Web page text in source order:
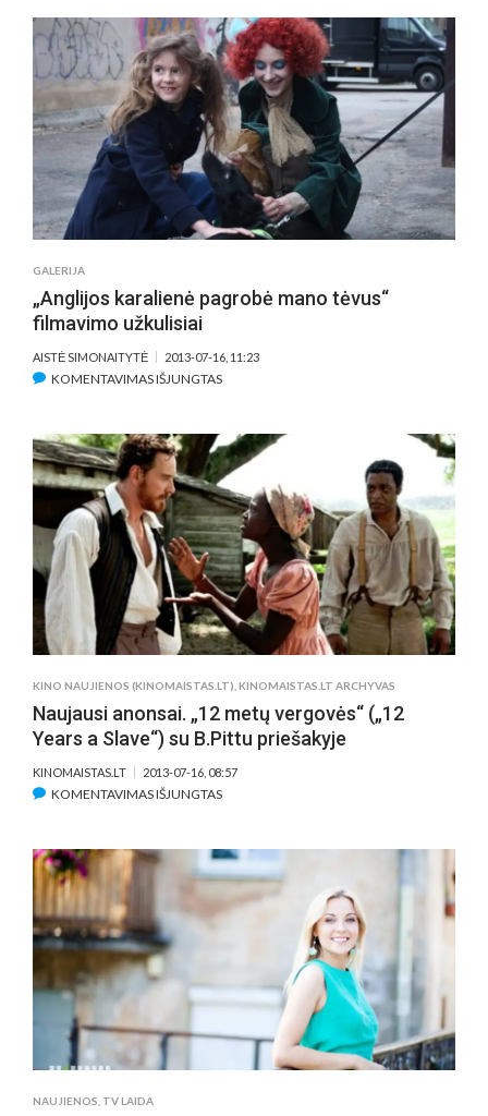
RYANAS
GOSLINGAS
DIDŽIAJAME
„KINO
PO
ŽVAIGŽDĖMIS“
EKRANE
GALERIJA
„Anglijos karalienė pagrobė mano tėvus“
filmavimo užkulisiai
AISTĖ SIMONAITYTĖ 2013-07-16, 11:23
KOMENTAVIMAS IŠJUNGTASĮRAŠE
PAGROBĖ
MANO
TĖVUS“
FILMAVIMO
UŽKULISIAI
KINO NAUJIENOS (KINOMAISTAS.LT) KINOMAISTAS.LT ARCHYVAS
Naujausi anonsai. „12 metų vergovės“ („12
Years a Slave“) su B.Pittu priešakyje
KINOMAISTAS.LT 2013-07-16, 08:57
KOMENTAVIMAS IŠJUNGTASĮRAŠE
„12
METŲ
VERGOVĖS“
B.PITTU
PRIEŠAKYJE
NAUJIENOS TV LAIDA